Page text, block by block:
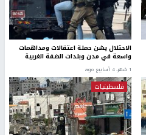
الاحتلال يشن حملة اعتقالات ومداهمات
واسعة في مدن وبلدات الضفة الغربية
1 شهر، 4 أسابيع ago
فلسطينيات